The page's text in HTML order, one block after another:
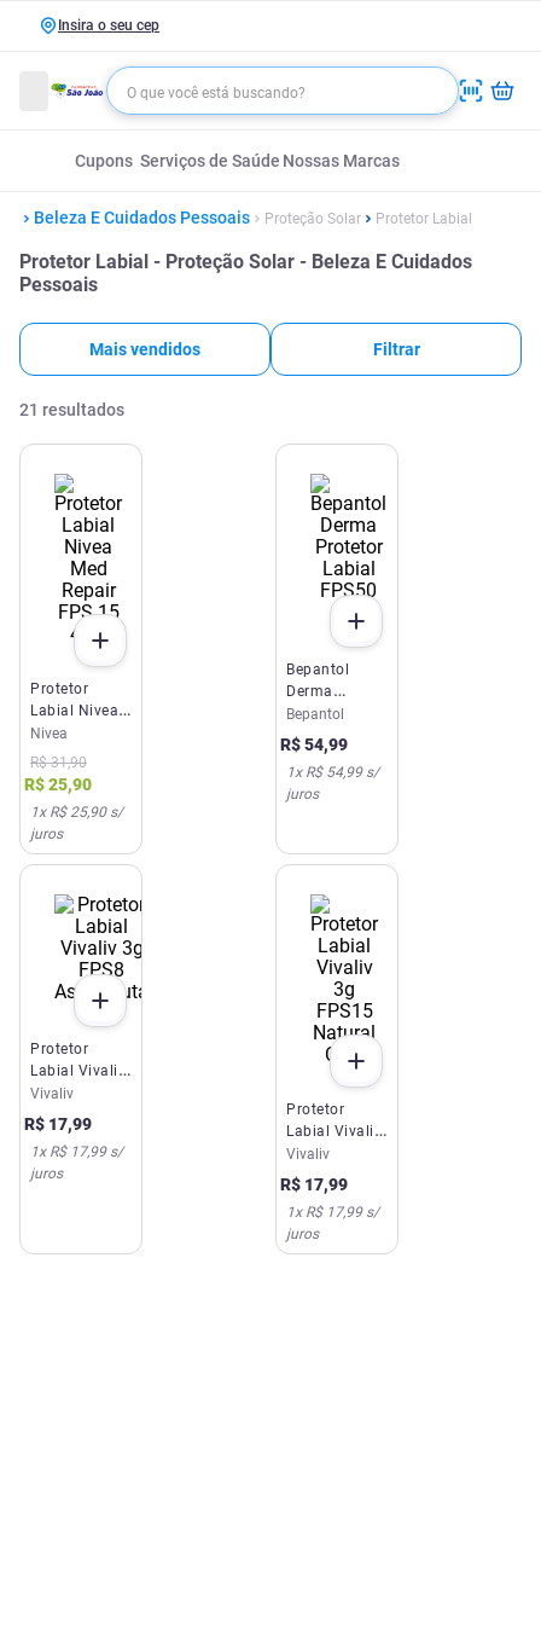
Insira o seu cep
Cupons Serviços de Saúde Nossas Marcas
Beleza E Cuidados Pessoais Proteção Solar Protetor Labial
Protetor Labial - Proteção Solar - Beleza E Cuidados
Pessoais
Mais vendidos Filtrar
21 resultados
Protetor
Labial Nivea
Med Repair
FPS 15 4,8g
Nivea
R$ 31,90
R$25,90
1x R$ 25,90s/
juros
Bepantol
Derma
Protetor
Labial FPS50
4,5g
Bepantol
R$54,99
1x R$ 54,99s/
juros
Protetor
Labial Vivaliv
3g FPS8
Astronauta
Vivaliv
R$ 17,99
1x R$ 17,99s/
juros
Protetor
Labial Vivaliv
3g FPS15
Natural Care
Vivaliv
R$ 17,99
1x R$ 17,99s/
juros